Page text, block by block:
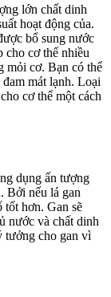
lớn chất dinh
hoạt động của.
bổ sung nước
cho cơ thể nhiều
mỏi cơ. Bạn có thể
mát lạnh. Loại
cơ thể một cách
dụng ấn tượng
Bởi nếu lá gan
tốt hơn. Gan sẽ
nước và chất dinh
tưởng cho gan vì